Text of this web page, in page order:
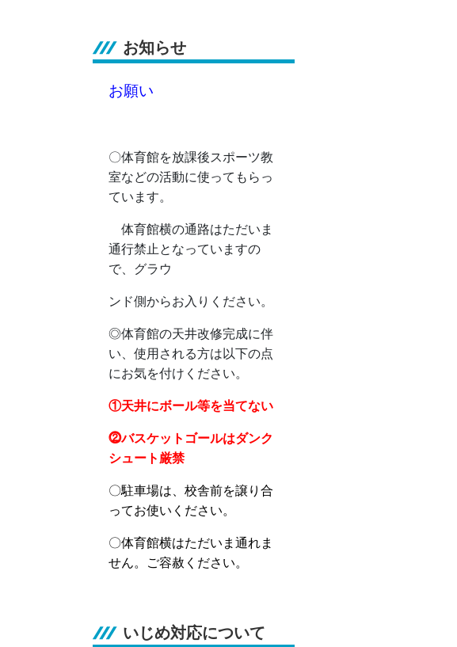
お知らせ
お願い
〇体育館を放課後スポーツ教
室などの活動に使ってもらっ
ています。
体育館横の通路はただいま
通行禁止となっていますの
で、グラウ
ンド側からお入りください。
◎体育館の天井改修完成に伴
い、使用される方は以下の点
にお気を付けください。
①天井にボール等を当てない
⓶バスケットゴールはダンク
シュート厳禁
〇駐車場は、校舎前を譲り合
ってお使いください。
〇体育館横はただいま通れま
せん。ご容赦ください。
いじめ対応について